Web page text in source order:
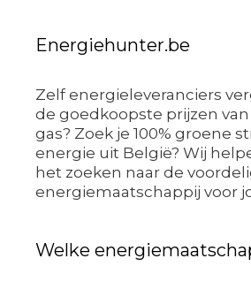
Energiehunter.be
Zelf energieleveranciers
de goedkoopste prijzen
gas? Zoek je 100% groene
energie uit België? Wij
het zoeken naar de
energiemaatschappij voor
Welke